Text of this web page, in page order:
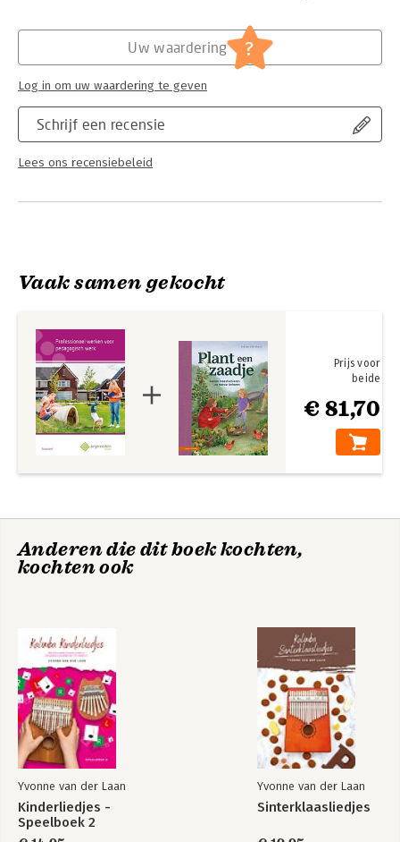
Schrijf een recensie
Lees ons recensiebeleid
Uw waardering ?
Log in om uw waardering te geven
Vaak samen gekocht
€ 81,70
Prijs voor
beide
Anderen die dit boek kochten,
kochten ook
Yvonne van der Laan
Kinderliedjes -
Speelboek 2
Yvonne van der Laan
Sinterklaasliedjes